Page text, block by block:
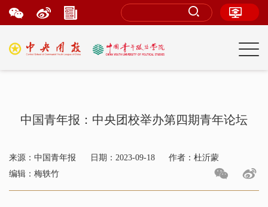
中国青年报：中央团校举办第四期青年论坛
来源：中国青年报 日期：2023-09-18
作者：杜沂蒙
编辑：梅轶竹